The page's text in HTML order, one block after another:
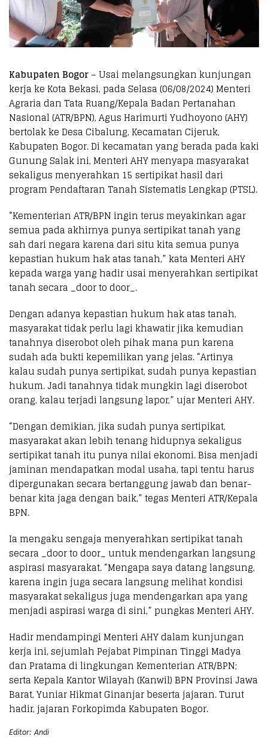
Kabupaten Bogor– Usai melangsungkan kunjungan
kerja ke Kota Bekasi, pada Selasa (06/08/2024) Menteri
Agraria dan Tata Ruang/Kepala Badan Pertanahan
Nasional (ATR/BPN), Agus Harimurti Yudhoyono (AHY)
bertolak ke Desa Cibalung, Kecamatan Cijeruk,
Kabupaten Bogor. Di kecamatan yang berada pada kaki
Gunung Salak ini, Menteri AHY menyapa masyarakat
sekaligus menyerahkan 15 sertipikat hasil dari
program Pendaftaran Tanah Sistematis Lengkap (PTSL).
“Kementerian ATR/BPN ingin terus meyakinkan agar
semua pada akhirnya punya sertipikat tanah yang
sah dari negara karena dari situ kita semua punya
kepastian hukum hak atas tanah,” kata Menteri AHY
kepada warga yang hadir usai menyerahkan sertipikat
tanah secara _door to door_.
Dengan adanya kepastian hukum hak atas tanah,
masyarakat tidak perlu lagi khawatir jika kemudian
tanahnya diserobot oleh pihak mana pun karena
sudah ada bukti kepemilikan yang jelas. “Artinya
kalau sudah punya sertipikat, sudah punya kepastian
hukum. Jadi tanahnya tidak mungkin lagi diserobot
orang, kalau terjadi langsung lapor,” ujar Menteri AHY.
“Dengan demikian, jika sudah punya sertipikat,
masyarakat akan lebih tenang hidupnya sekaligus
sertipikat tanah itu punya nilai ekonomi. Bisa menjadi
jaminan mendapatkan modal usaha, tapi tentu harus
dipergunakan secara bertanggung jawab dan benar-
benar kita jaga dengan baik,” tegas Menteri ATR/Kepala
BPN.
Ia mengaku sengaja menyerahkan sertipikat tanah
secara _door to door_ untuk mendengarkan langsung
aspirasi masyarakat. “Mengapa saya datang langsung,
karena ingin juga secara langsung melihat kondisi
masyarakat sekaligus juga mendengarkan apa yang
menjadi aspirasi warga di sini,” pungkas Menteri AHY.
Hadir mendampingi Menteri AHY dalam kunjungan
kerja ini, sejumlah Pejabat Pimpinan Tinggi Madya
dan Pratama di lingkungan Kementerian ATR/BPN;
serta Kepala Kantor Wilayah (Kanwil) BPN Provinsi Jawa
Barat, Yuniar Hikmat Ginanjar beserta jajaran. Turut
hadir, jajaran Forkopimda Kabupaten Bogor.
Editor: Andi